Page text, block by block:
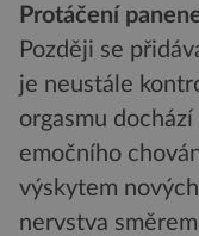
Protáčení
Později se
je neustále
orgasmu
emočního
výskytem
nervstva